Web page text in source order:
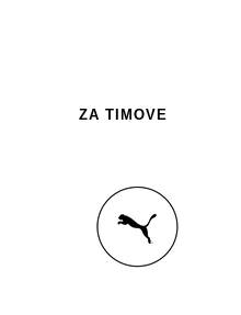
ZA TIMOVE